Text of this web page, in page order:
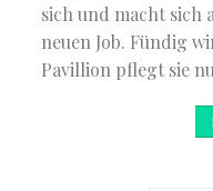
sich und macht sich
neuen Job. Fündig
Pavillion pflegt sie